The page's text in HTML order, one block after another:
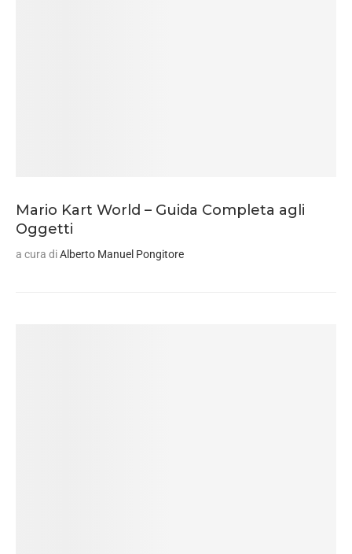
Mario Kart World – Guida Completa agli
Oggetti
a cura diAlberto Manuel Pongitore